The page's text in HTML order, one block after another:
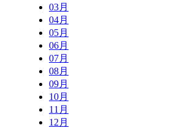
03月
04月
05月
06月
07月
08月
09月
10月
11月
12月